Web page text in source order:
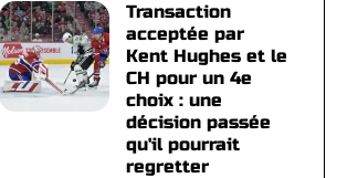
Transaction
acceptée par
Kent Hughes et le
CH pour un 4e
choix : une
décision passée
qu'il pourrait
regretter